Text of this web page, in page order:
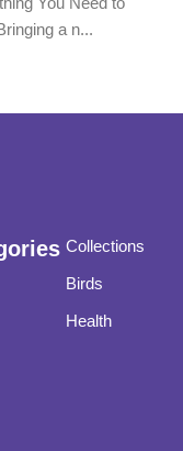
a n...
Collections
Birds
Health